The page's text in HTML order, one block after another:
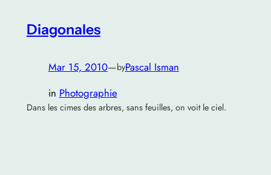
Diagonales
Mar 15, 2010—byPascal Isman
in Photographie
Dans les cimes des arbres, sans feuilles, on voit le ciel.